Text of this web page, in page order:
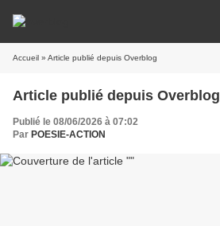
Accueil » Article publié depuis Overblog
Article publié depuis Overblog
Publié le 08/06/2026 à 07:02
Par POESIE-ACTION